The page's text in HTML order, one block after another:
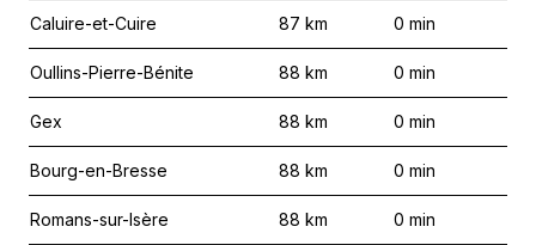
Caluire-et-Cuire 87 km 0 min
Oullins-Pierre-Bénite 88 km 0 min
Gex 88 km 0 min
Bourg-en-Bresse 88 km 0 min
Romans-sur-Isère 88 km 0 min